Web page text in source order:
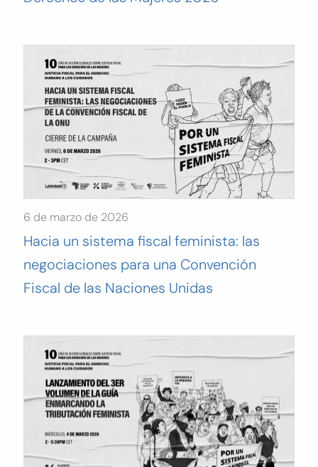
6 de marzo de 2026
Hacia un sistema fiscal feminista: las
negociaciones para una Convención
Fiscal de las Naciones Unidas